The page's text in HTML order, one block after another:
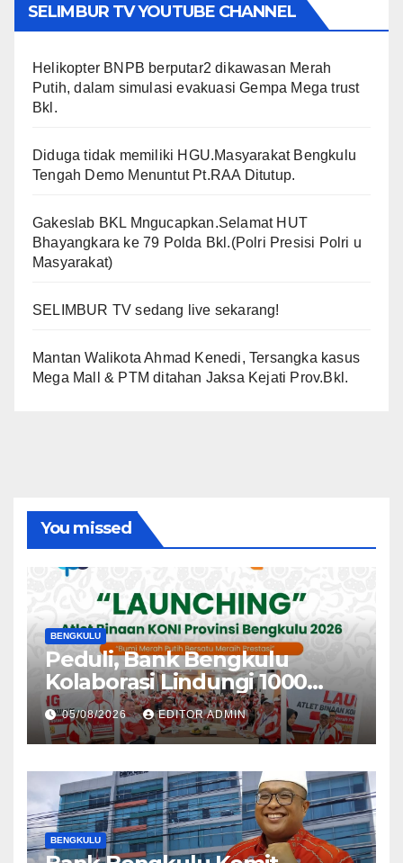
SELIMBUR TV YOUTUBE CHANNEL
Helikopter BNPB berputar2 dikawasan Merah
Putih, dalam simulasi evakuasi Gempa Mega trust
Bkl.
Diduga tidak memiliki HGU.Masyarakat Bengkulu
Tengah Demo Menuntut Pt.RAA Ditutup.
Gakeslab BKL Mngucapkan.Selamat HUT
Bhayangkara ke 79 Polda Bkl.(Polri Presisi Polri u
Masyarakat)
SELIMBUR TV sedang live sekarang!
Mantan Walikota Ahmad Kenedi, Tersangka kasus
Mega Mall & PTM ditahan Jaksa Kejati Prov.Bkl.
You missed
BENGKULU
Peduli, Bank Bengkulu
Kolaborasi Lindungi 1000
Atlet
05/08/2026 EDITOR ADMIN
BENGKULU